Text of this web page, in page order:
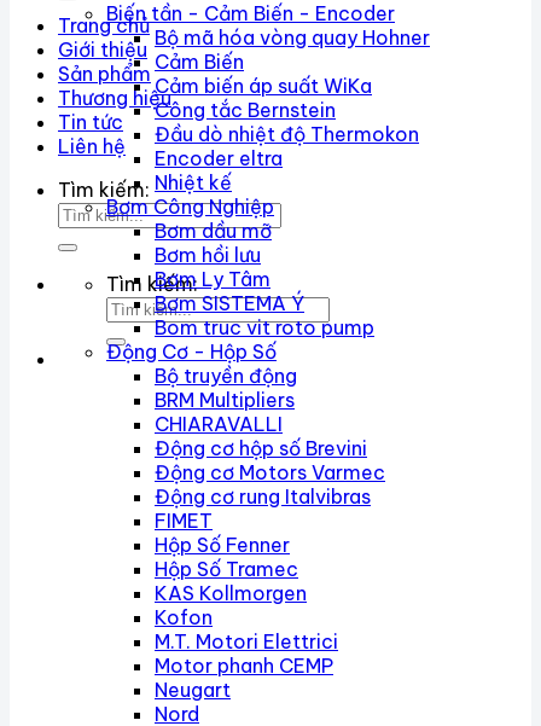
Trang chủ
Giới thiệu
Sản phẩm
Thương hiệu
Tin tức
Liên hệ
Tìm kiếm:
Tìm kiếm:
Biến tần - Cảm Biến - Encoder
Bộ mã hóa vòng quay Hohner
Cảm Biến
Cảm biến áp suất WiKa
Công tắc Bernstein
Đầu dò nhiệt độ Thermokon
Encoder eltra
Nhiệt kế
Bơm Công Nghiệp
Bơm dầu mỡ
Bơm hồi lưu
Bơm Ly Tâm
Bơm SISTEMA Ý
Bom truc vit roto pump
Động Cơ - Hộp Số
Bộ truyền động
BRM Multipliers
CHIARAVALLI
Động cơ hộp số Brevini
Động cơ Motors Varmec
Động cơ rung Italvibras
FIMET
Hộp Số Fenner
Hộp Số Tramec
KAS Kollmorgen
Kofon
M.T. Motori Elettrici
Motor phanh CEMP
Neugart
Nord